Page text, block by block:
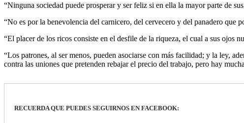
“Ninguna sociedad puede prosperar y ser feliz si en ella la mayor parte de
“No es por la benevolencia del carnicero, del cervecero y del panadero que
“El placer de los ricos consiste en el desfile de la riqueza, el cual a sus ojos
“Los patrones, al ser menos, pueden asociarse con más facilidad; y la ley,
contra las uniones que pretenden rebajar el precio del trabajo, pero hay
RECUERDA QUE PUEDES SEGUIRNOS EN FACEBOOK: